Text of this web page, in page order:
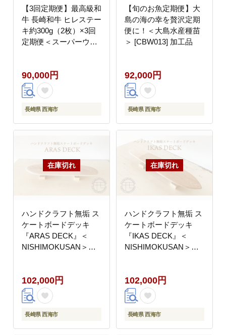
【3回定期便】最高級和
牛 長崎和牛 ヒレステー
キ約300g（2枚）×3回
定期便＜スーパーウエ
90,000円
長崎県 西海市
【旬のお魚定期便】大
島の海の幸を贅沢定期
便に！＜大島水産種苗
＞ [CBW013] 加工品
92,000円
長崎県 西海市
ハンドクラフト無垢 ス
ケートボードデッキ
『ARAS DECK』＜
NISHIMOKUSAN＞
102,000円
長崎県 西海市
ハンドクラフト無垢 ス
ケートボードデッキ
『IKAS DECK』＜
NISHIMOKUSAN＞
102,000円
長崎県 西海市